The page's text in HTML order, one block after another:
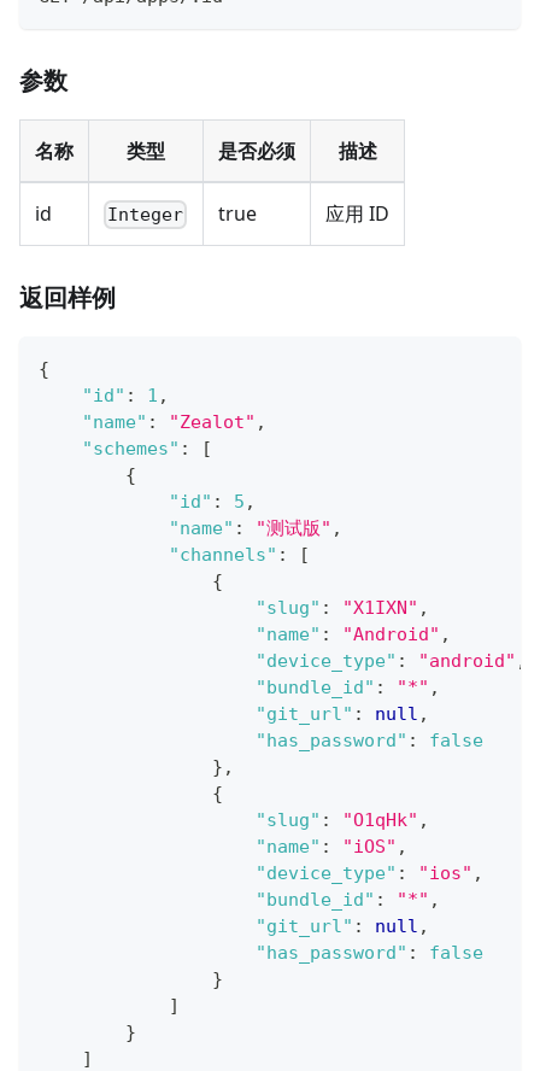
参数
名称 类型 是否必须 描述
id Integer true 应用 ID
返回样例
{
"id" : 1 ,
"name" : "Zealot" ,
"schemes" :
[
{
"id" : 5 ,
"name" : "测试版" ,
"channels" :
[
{
"slug" : "X1IXN" ,
"name" : "Android" ,
"device_type" : "android" ,
"bundle_id" : "*" ,
"git_url" : null ,
"has_password" :
false
} ,
{
"slug" : "O1qHk" ,
"name" : "iOS" ,
"device_type" : "ios" ,
"bundle_id" : "*" ,
"git_url" : null ,
"has_password" :
false
}
]
}
]